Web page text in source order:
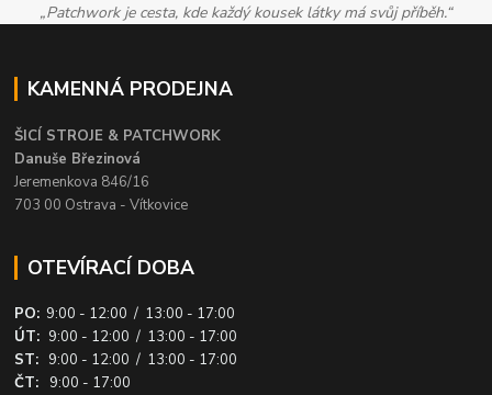
„Patchwork je cesta, kde každý kousek látky má svůj příběh.“
KAMENNÁ PRODEJNA
ŠICÍ STROJE & PATCHWORK
Danuše Březinová
Jeremenkova 846/16
703 00 Ostrava - Vítkovice
OTEVÍRACÍ DOBA
PO: 9:00 - 12:00 / 13:00 - 17:00
ÚT: 9:00 - 12:00 / 13:00 - 17:00
ST: 9:00 - 12:00 / 13:00 - 17:00
ČT:
9:00 - 17:00